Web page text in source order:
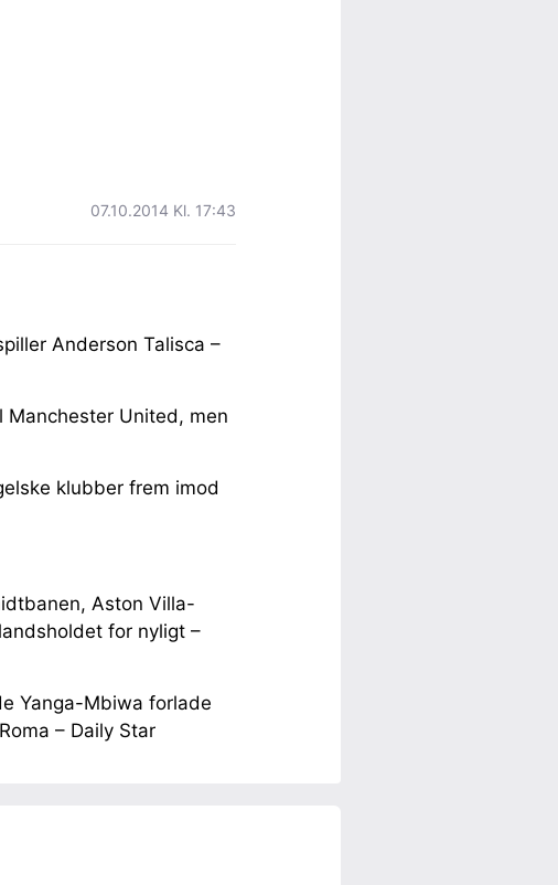
07.10.2014 Kl. 17:43
Anderson Talisca –
United, men
klubber frem imod
Aston Villa-
for nyligt –
Yanga-Mbiwa forlade
– Daily Star